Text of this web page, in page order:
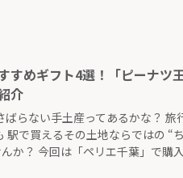
すめギフト4選！「ピーナツ
介
らない手土産ってあるかな？ 旅
で買えるその土地ならではの “
か？ 今回は「ペリエ千葉」で購